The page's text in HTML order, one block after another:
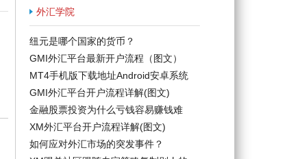
外汇学院
纽元是哪个国家的货币？
GMI外汇平台最新开户流程（图文）
MT4手机版下载地址Android安卓系统
GMI外汇平台开户流程详解(图文)
金融股票投资为什么亏钱容易赚钱难
XM外汇平台开户流程详解(图文)
如何应对外汇市场的突发事件？